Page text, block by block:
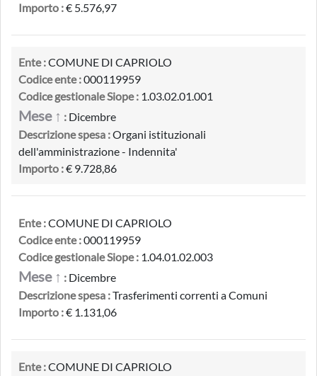
Importo :€ 5.576,97
Ente :COMUNE DI CAPRIOLO
Codice ente :000119959
Codice gestionale Siope : 1.03.02.01.001
Mese ↑ : Dicembre
Descrizione spesa :Organi istituzionali
dell'amministrazione - Indennita'
Importo :€ 9.728,86
Ente :COMUNE DI CAPRIOLO
Codice ente :000119959
Codice gestionale Siope : 1.04.01.02.003
Mese ↑ : Dicembre
Descrizione spesa :Trasferimenti correnti a Comuni
Importo :€ 1.131,06
Ente :COMUNE DI CAPRIOLO